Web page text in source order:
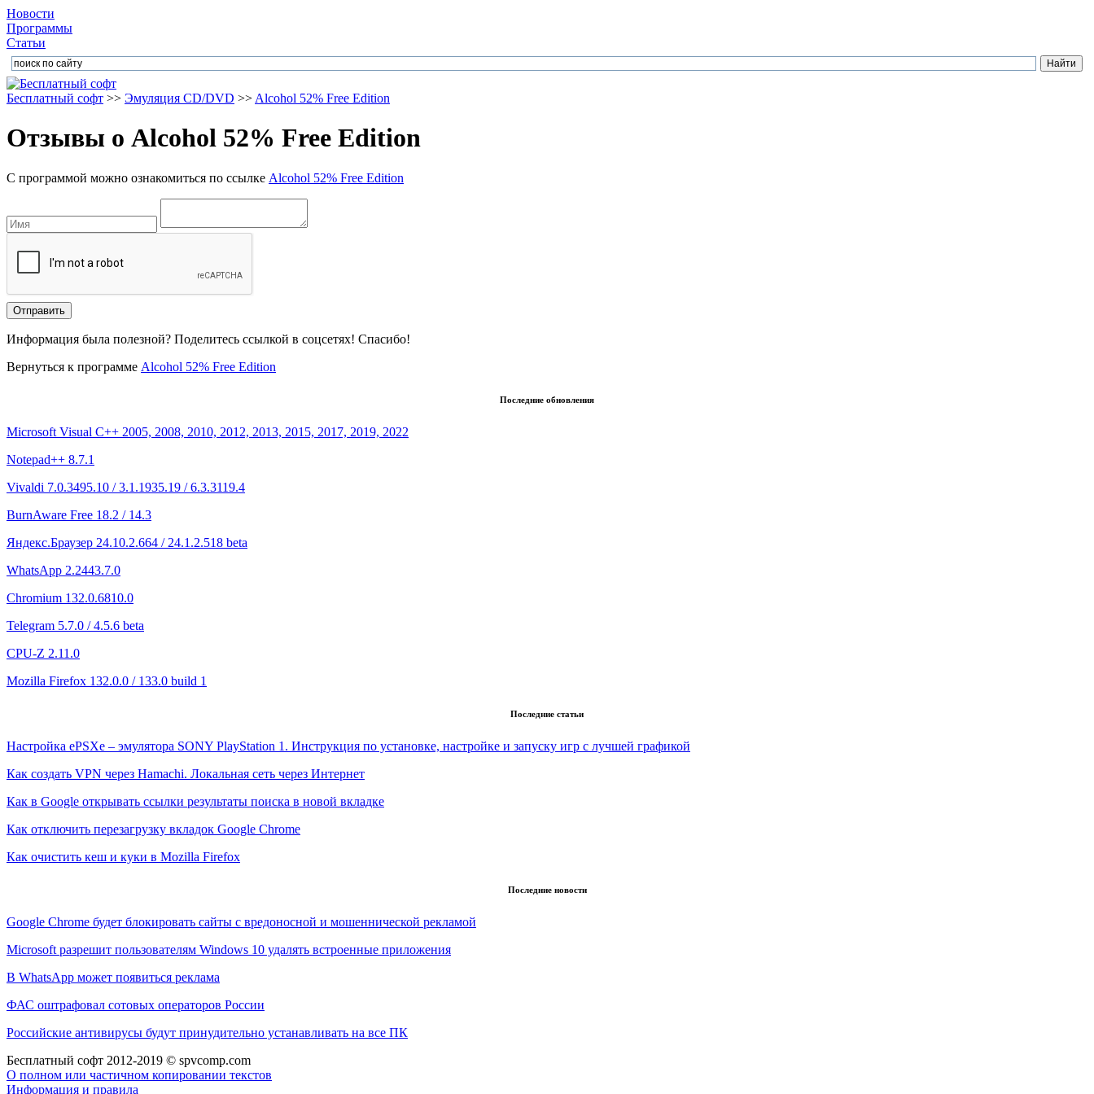
Новости
Программы
Статьи
Бесплатный софт >> Эмуляция CD/DVD >> Alcohol 52% Free Edition
Отзывы о Alcohol 52% Free Edition
С программой можно ознакомиться по ссылке Alcohol 52% Free Edition
Информация была полезной? Поделитесь ссылкой в соцсетях! Спасибо!
Вернуться к программе Alcohol 52% Free Edition
Последние обновления
Microsoft Visual C++ 2005, 2008, 2010, 2012, 2013, 2015, 2017, 2019, 2022
Notepad++ 8.7.1
Vivaldi 7.0.3495.10 / 3.1.1935.19 / 6.3.3119.4
BurnAware Free 18.2 / 14.3
Яндекс.Браузер 24.10.2.664 / 24.1.2.518 beta
WhatsApp 2.2443.7.0
Chromium 132.0.6810.0
Telegram 5.7.0 / 4.5.6 beta
CPU-Z 2.11.0
Mozilla Firefox 132.0.0 / 133.0 build 1
Последние статьи
Настройка ePSXe – эмулятора SONY PlayStation 1. Инструкция по установке, настройке и запуску игр с лучшей графикой
Как создать VPN через Hamachi. Локальная сеть через Интернет
Как в Google открывать ссылки результаты поиска в новой вкладке
Как отключить перезагрузку вкладок Google Chrome
Как очистить кеш и куки в Mozilla Firefox
Последние новости
Google Chrome будет блокировать сайты с вредоносной и мошеннической рекламой
Microsoft разрешит пользователям Windows 10 удалять встроенные приложения
В WhatsApp может появиться реклама
ФАС оштрафовал сотовых операторов России
Российские антивирусы будут принудительно устанавливать на все ПК
Бесплатный софт 2012-2019 © spvcomp.com
О полном или частичном копировании текстов
Информация и правила